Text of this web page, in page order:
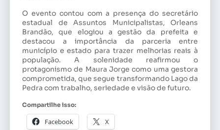
O evento contou com a presença do secretário
estadual de Assuntos Municipalistas, Orleans
Brandão, que elogiou a gestão da prefeita e
destacou a importância da parceria entre
município e estado para trazer melhorias reais à
população. A solenidade reafirmou o
protagonismo de Maura Jorge como uma gestora
comprometida, que segue transformando Lago da
Pedra com trabalho, seriedade e visão de futuro.
Compartilhe isso:
Facebook X